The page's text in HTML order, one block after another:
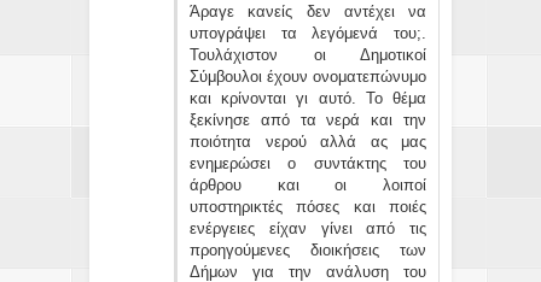
Άραγε κανείς δεν αντέχει να
υπογράψει τα λεγόμενά του;.
Τουλάχιστον οι Δημοτικοί
Σύμβουλοι έχουν ονοματεπώνυμο
και κρίνονται γι αυτό. Το θέμα
ξεκίνησε από τα νερά και την
ποιότητα νερού αλλά ας μας
ενημερώσει ο συντάκτης του
άρθρου και οι λοιποί
υποστηρικτές πόσες και ποιές
ενέργειες είχαν γίνει από τις
προηγούμενες διοικήσεις των
Δήμων για την ανάλυση του